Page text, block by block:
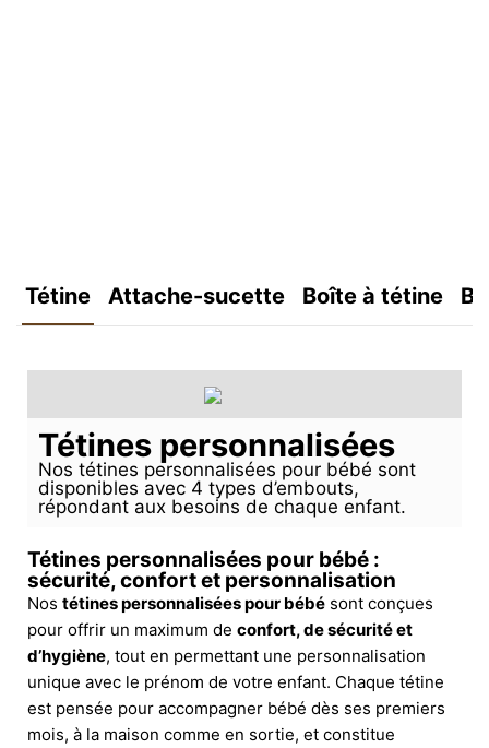
Tétine Attache-sucette Boîte à tétine
Tétines personnalisées
Nos tétines personnalisées pour bébé sont
disponibles avec 4 types d’embouts,
répondant aux besoins de chaque enfant.
Tétines personnalisées pour bébé :
sécurité, confort et personnalisation
Nos tétines personnalisées pour bébé sont conçues
pour offrir un maximum de confort, de sécurité et
d’hygiène, tout en permettant une personnalisation
unique avec le prénom de votre enfant. Chaque tétine
est pensée pour accompagner bébé dès ses premiers
mois, à la maison comme en sortie, et constitue